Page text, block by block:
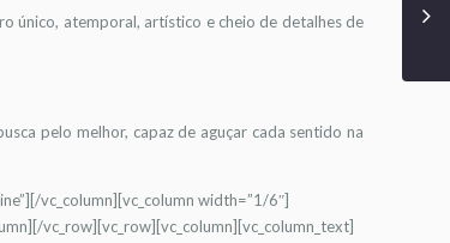
único, atemporal, artístico e cheio de detalhes de
pelo melhor, capaz de aguçar cada sentido na
vc_column][vc_column width=”1/6″]
vc_row][vc_row][vc_column][vc_column_text]